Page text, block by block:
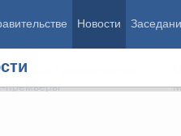
Новости
Правительства
премьеры